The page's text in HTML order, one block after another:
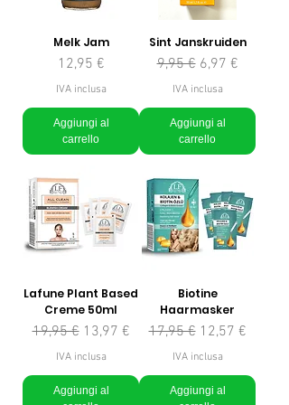
Melk Jam
Prezzo
12,95 €
IVA inclusa
Aggiungi al
carrello
Sint Janskruiden
Prezzo regolare
9,95 € Prezzo scontato
6,97 €
IVA inclusa
Aggiungi al
carrello
Lafune Plant Based
Creme 50ml
Prezzo regolare
19,95 € Prezzo scontato
13,97 €
IVA inclusa
Aggiungi al
Biotine
Haarmasker
Prezzo regolare
17,95 € Prezzo scontato
12,57 €
IVA inclusa
Aggiungi al